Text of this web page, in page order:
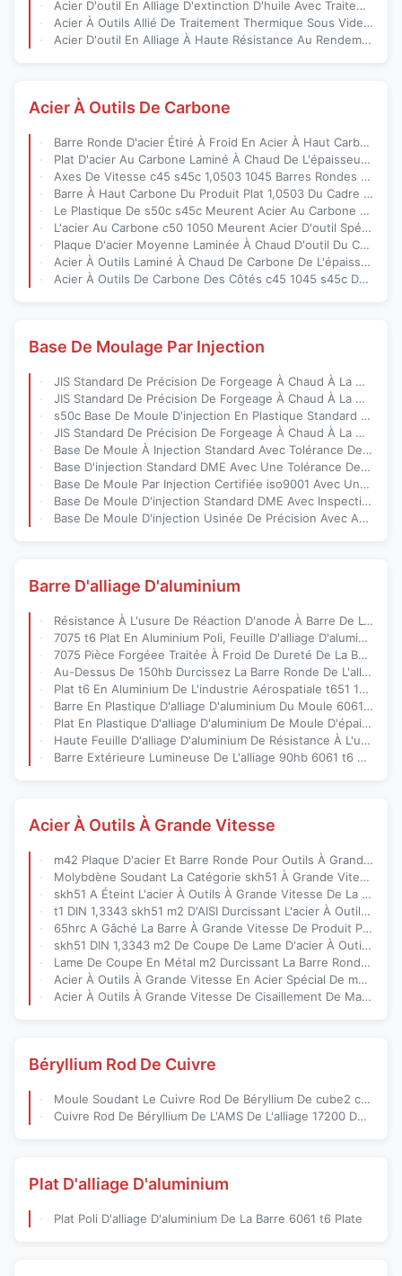
Acier D'outil En Alliage D'extinction D'huile Avec Traitement Thermique Sous Vide Et Résistance À L'usure Élevée Pour Les Applications Industrielles
Acier À Outils Allié De Traitement Thermique Sous Vide De Trempe À L'huile Avec Un Faible Allongement Pour Des Outils De Coupe Durables
Acier D'outil En Alliage À Haute Résistance Au Rendement, Résistant À L'usure Et Laminé À Chaud Et Forgé Pour Outils Industriels
Acier À Outils De Carbone
Barre Ronde D'acier Étiré À Froid En Acier À Haut Carbone De t10 sk3
Plat D'acier Au Carbone Laminé À Chaud De L'épaisseur s45c De 10mm
Axes De Vitesse c45 s45c 1,0503 1045 Barres Rondes D'acier Au Carbone
Barre À Haut Carbone Du Produit Plat 1,0503 Du Cadre 1045 De Moule
Le Plastique De s50c s45c Meurent Acier Au Carbone Forgé Par Moule
L'acier Au Carbone c50 1050 Meurent Acier D'outil Spécial
Plaque D'acier Moyenne Laminée À Chaud D'outil Du Carbone c50
Acier À Outils Laminé À Chaud De Carbone De L'épaisseur c45 1045 De 30mm
Acier À Outils De Carbone Des Côtés c45 1045 s45c De La Machine 4 De Scie
Base De Moulage Par Injection
JIS Standard De Précision De Forgeage À Chaud À La Matrice De Taille Personnalisée Base De Moule D'injection Pour Moule En Plastique
JIS Standard De Précision De Forgeage À Chaud À La Matrice De Taille Personnalisée Base De Moule D'injection Pour Moule En Plastique
s50c Base De Moule D'injection En Plastique Standard En Acier Hasco Avec Taille Personnalisée Acceptée
JIS Standard De Précision De Forgeage À Chaud À La Matrice De Taille Personnalisée Base De Moule D'injection Pour Moule En Plastique
Base De Moule À Injection Standard Avec Tolérance De ±0,01 Mm Et Conformité À La Norme DME, Incluant Une Inspection À 100 % Avant Expédition
Base D'injection Standard DME Avec Une Tolérance De ±0,01 Mm Et Une Surface Anodisée Noire Pour Fondation De Moule En Plastique De Précision
Base De Moule Par Injection Certifiée iso9001 Avec Une Tolérance De ±0,01 Mm Et Un Traitement De Surface Anodisé Pour Le Moulage De Précision
Base De Moule D'injection Standard DME Avec Inspection À 100% Avant Expédition Et Tolérance De ±0,01 Mm Pour Le Moulage Plastique De Précision
Base De Moule D'injection Usinée De Précision Avec Anodisation Noire Et Inspection À 100% Avant Expédition Pour L'assemblage Du Moule
Barre D'alliage D'aluminium
Résistance À L'usure De Réaction D'anode À Barre De L'alliage 150hb D'aluminium De 1-3mm
7075 t6 Plat En Aluminium Poli, Feuille D'alliage D'aluminium De Takford Mécanique
7075 Pièce Forgéee Traitée À Froid De Dureté De La Barre 140hb De L'alliage t651 D'aluminium
Au-Dessus De 150hb Durcissez La Barre Ronde De L'alliage 7075 t651 D'aluminium
Plat t6 En Aluminium De L'industrie Aérospatiale t651 170hb 7075
Barre En Plastique D'alliage D'aluminium Du Moule 6061 De Diamètre De 100mm
Plat En Plastique D'alliage D'aluminium De Moule D'épaisseur De 6061 150mm
Haute Feuille D'alliage D'aluminium De Résistance À L'usure t651 De La Marine 7075
Barre Extérieure Lumineuse De L'alliage 90hb 6061 t6 D'aluminium
Acier À Outils À Grande Vitesse
m42 Plaque D'acier Et Barre Ronde Pour Outils À Grande Vitesse Destinés À La Production De Lames Et D'outils
Molybdène Soudant La Catégorie skh51 À Grande Vitesse De m2 1,3343 D'acier À Outils
skh51 A Éteint L'acier À Outils À Grande Vitesse De La Barre 65hrc Plate
t1 DIN 1,3343 skh51 m2 D'AISI Durcissant L'acier À Outils À Grande Vitesse
65hrc A Gâché La Barre À Grande Vitesse De Produit Plat DIN 1,3343
skh51 DIN 1,3343 m2 De Coupe De Lame D'acier À Outils À Grande Vitesse
Lame De Coupe En Métal m2 Durcissant La Barre Ronde En Acier À Grande Vitesse
Acier À Outils À Grande Vitesse En Acier Spécial De m2 De Travail À Froid Chaud
Acier À Outils À Grande Vitesse De Cisaillement De Matrice De Machine DIN 1,3343
Béryllium Rod De Cuivre
Moule Soudant Le Cuivre Rod De Béryllium De cube2 c17200
Cuivre Rod De Béryllium De L'AMS De L'alliage 17200 De c17200 ASTM B 643
Plat D'alliage D'aluminium
Plat Poli D'alliage D'aluminium De La Barre 6061 t6 Plate